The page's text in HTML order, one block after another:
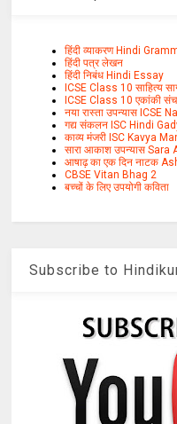
हिंदी व्याकरण Hindi
हिंदी पत्र लेखन
हिंदी निबंध Hindi Essay
ICSE Class 10 साहित्य
ICSE Class 10 एकांकी
नया रास्ता उपन्यास ICSE
गद्य संकलन ISC Hindi
काव्य मंजरी ISC Kavya
सारा आकाश उपन्यास Sara
आषाढ़ का एक दिन नाटक
CBSE Vitan Bhag 2
बच्चों के लिए उपयोगी कविता
Subscribe to